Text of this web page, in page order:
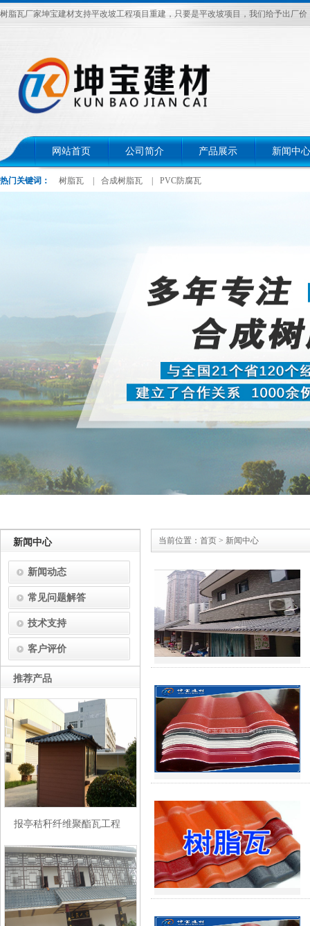
树脂瓦厂家坤宝建材支持平改坡工程项目重建，只要是平改坡项目，我们给予出厂价
网站首页 公司简介 产品展示 新闻中心
热门关键词： 树脂瓦 合成树脂瓦 PVC防腐瓦
新闻中心
新闻动态
常见问题解答
技术支持
客户评价
推荐产品
报亭秸秆纤维聚酯瓦工程
当前位置： 首页 > 新闻中心